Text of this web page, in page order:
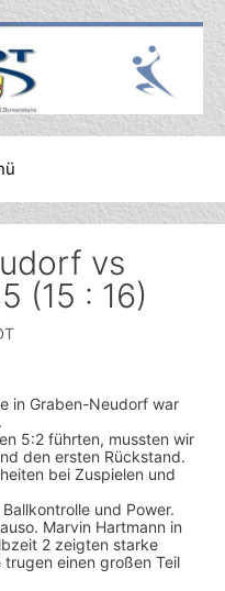
vs
(15 : 16)
in Graben-Neudorf war
5:2 führten, mussten wir
den ersten Rückstand.
bei Zuspielen und
und Power.
Marvin Hartmann in
2 zeigten starke
einen großen Teil